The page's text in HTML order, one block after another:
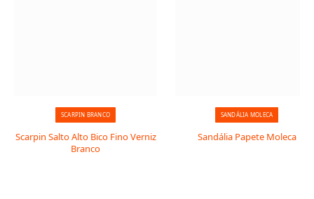
SCARPIN BRANCO
Scarpin Salto Alto Bico Fino Verniz
Branco
SANDÁLIA MOLECA
Sandália Papete Moleca